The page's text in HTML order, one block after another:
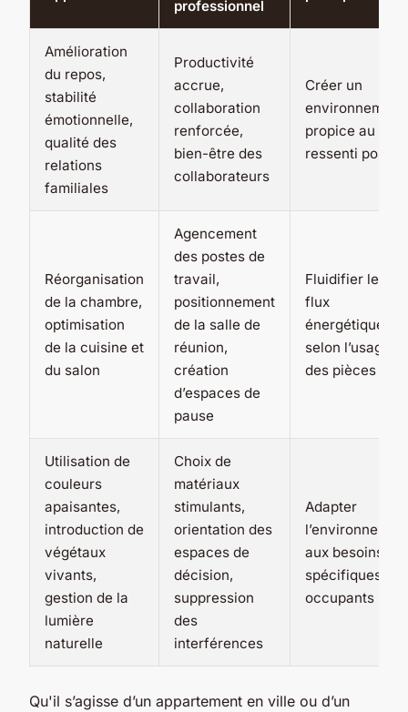
professionnel
Amélioration
du repos,
stabilité
émotionnelle,
qualité des
relations
familiales
Productivité
accrue,
collaboration
renforcée,
bien-être des
collaborateurs
Créer un
environnement
propice au
ressenti positif
Réorganisation
de la chambre,
optimisation
de la cuisine et
du salon
Agencement
des postes de
travail,
positionnement
de la salle de
réunion,
création
d’espaces de
pause
Fluidifier les
flux
énergétiques
selon l’usage
des pièces
Utilisation de
couleurs
apaisantes,
introduction de
végétaux
vivants,
gestion de la
lumière
naturelle
Choix de
matériaux
stimulants,
orientation des
espaces de
décision,
suppression
des
interférences
Adapter
aux besoins
spécifiques des
occupants
Qu'il s’agisse d’un appartement en ville ou d’un